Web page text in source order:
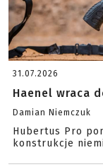
31.07.2026
Haenel wraca
Damian Niemczuk
Hubertus Pro
konstrukcje